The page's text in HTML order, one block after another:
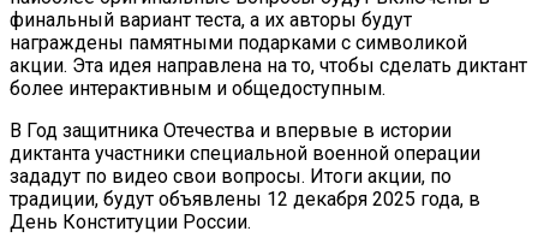
финальный вариант теста, а их авторы будут
награждены памятными подарками с символикой
акции. Эта идея направлена на то, чтобы сделать диктант
более интерактивным и общедоступным.
В Год защитника Отечества и впервые в истории
диктанта участники специальной военной операции
зададут по видео свои вопросы. Итоги акции, по
традиции, будут объявлены 12 декабря 2025 года, в
День Конституции России.